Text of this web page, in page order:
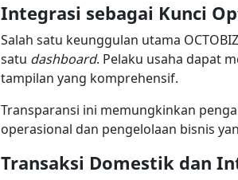
Integrasi sebagai Kunci
Salah satu keunggulan utama
satu dashboard. Pelaku usaha dapat
tampilan yang komprehensif.
Transparansi ini memungkinkan
operasional dan pengelolaan bisnis
Transaksi Domestik dan